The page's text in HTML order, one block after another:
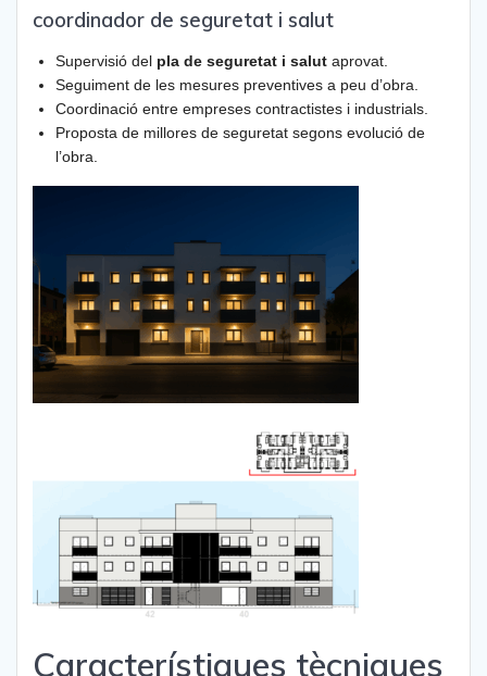
coordinador de seguretat i salut
Supervisió del pla de seguretat i salut aprovat.
Seguiment de les mesures preventives a peu d’obra.
Coordinació entre empreses contractistes i industrials.
Proposta de millores de seguretat segons evolució de
l’obra.
Característiques tècniques